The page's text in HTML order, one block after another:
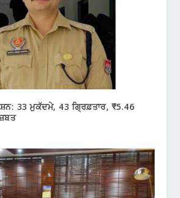
33 ਮੁਕੱਦਮੇ, 43 ਗ੍ਰਿਫ਼ਤਾਰ, ₹5.46